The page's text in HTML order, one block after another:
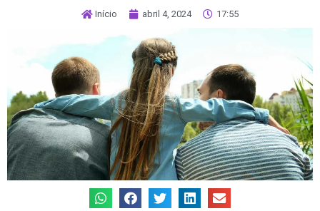
Início abril 4, 2024 17:55